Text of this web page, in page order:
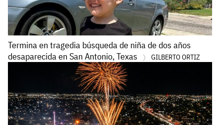
Termina en tragedia búsqueda de niña de dos años
desaparecida en San Antonio, Texas
GILBERTO ORTIZ